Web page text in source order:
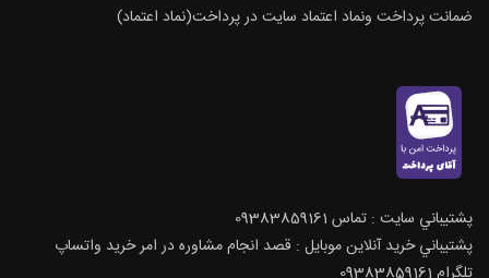
ضمانت پرداخت ونماد اعتماد سایت در پرداخت(نماد اعتماد)
پشتيباني سايت : تماس 09383859161
پشتيباني خريد آنلاين موبايل : قصد انجام مشاوره در امر خرید واتساپ